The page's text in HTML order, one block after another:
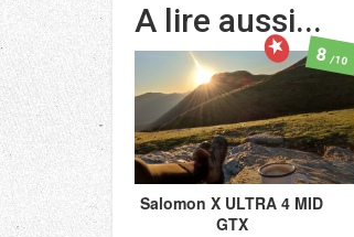
A lire aussi...
Salomon X ULTRA 4 MID
GTX
8/10